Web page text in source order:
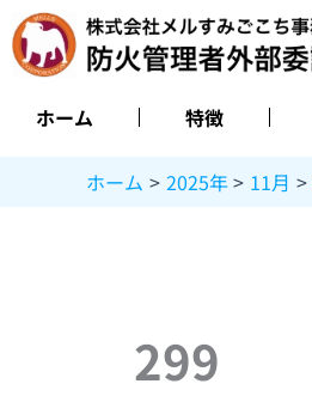
容
を
ホーム 特徴
ホーム 2025年 11月
299